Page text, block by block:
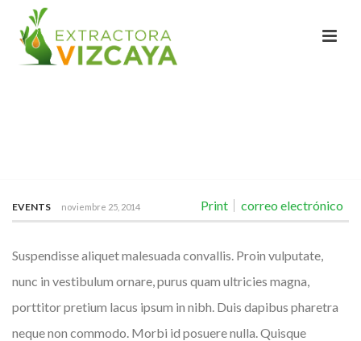
Print correo electrónico
EVENTS noviembre 25, 2014
Suspendisse aliquet malesuada convallis. Proin vulputate,
nunc in vestibulum ornare, purus quam ultricies magna,
porttitor pretium lacus ipsum in nibh. Duis dapibus pharetra
neque non commodo. Morbi id posuere nulla. Quisque